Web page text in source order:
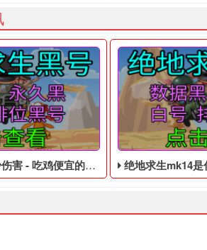
绝地求生白号我们应该如何购买？​最近
绝地求生黑号中
- 吃鸡便宜的黑号 绝地求生mk14是什么